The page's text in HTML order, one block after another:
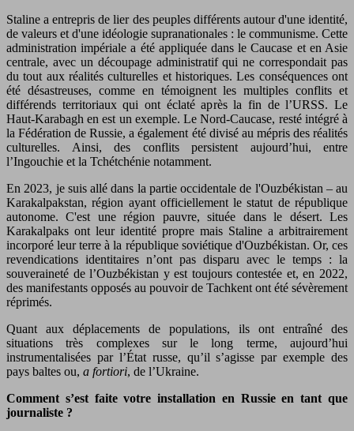
Staline a entrepris de lier des peuples différents autour d'une identité,
de valeurs et d'une idéologie supranationales : le communisme. Cette
administration impériale a été appliquée dans le Caucase et en Asie
centrale, avec un découpage administratif qui ne correspondait pas
du tout aux réalités culturelles et historiques. Les conséquences ont
été désastreuses, comme en témoignent les multiples conflits et
différends territoriaux qui ont éclaté après la fin de l’URSS. Le
Haut-Karabagh en est un exemple. Le Nord-Caucase, resté intégré à
la Fédération de Russie, a également été divisé au mépris des réalités
culturelles. Ainsi, des conflits persistent aujourd’hui, entre
l’Ingouchie et la Tchétchénie notamment.
En 2023, je suis allé dans la partie occidentale de l'Ouzbékistan – au
Karakalpakstan, région ayant officiellement le statut de république
autonome. C'est une région pauvre, située dans le désert. Les
Karakalpaks ont leur identité propre mais Staline a arbitrairement
incorporé leur terre à la république soviétique d'Ouzbékistan. Or, ces
revendications identitaires n’ont pas disparu avec le temps : la
souveraineté de l’Ouzbékistan y est toujours contestée et, en 2022,
des manifestants opposés au pouvoir de Tachkent ont été sévèrement
réprimés.
Quant aux déplacements de populations, ils ont entraîné des
situations très complexes sur le long terme, aujourd’hui
instrumentalisées par l’État russe, qu’il s’agisse par exemple des
pays baltes ou, a fortiori, de l’Ukraine.
Comment s’est faite votre installation en Russie en tant que
journaliste ?